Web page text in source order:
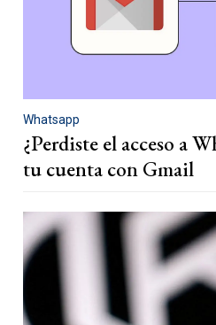
Whatsapp
¿Perdiste el acceso a
tu cuenta con Gmail